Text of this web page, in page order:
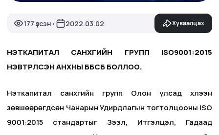
177 үзсэн • 2022.03.02 Хуваалцах
НЭТКАПИТАЛ САНХҮҮГИЙН ГРУПП ISO9001:2015
НЭВТРҮҮЛСЭН АНХНЫ ББСБ БОЛЛОО.
Нэткапитал санхүүгийн групп Олон улсад хүлээн
зөвшөөрөгдсөн Чанарын Удирдлагын тогтолцооны ISO
9001:2015 стандартыг Зээл, Итгэлцэл, Гадаад